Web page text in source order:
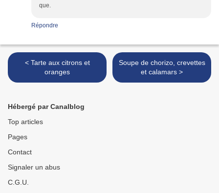
que.
Répondre
< Tarte aux citrons et
oranges
Soupe de chorizo, crevettes
et calamars >
Hébergé par Canalblog
Top articles
Pages
Contact
Signaler un abus
C.G.U.